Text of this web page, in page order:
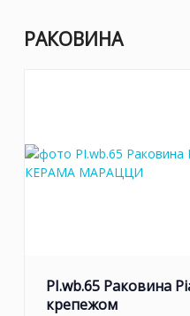
РАКОВИНА
PI.wb.65 Раковина
крепежом